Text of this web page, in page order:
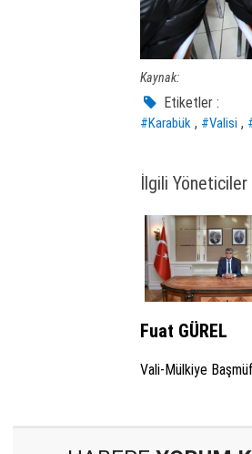
Kaynak:
Etiketler :
#Karabük, #Valisi ,
İlgili Yöneticiler
Fuat GÜREL
Vali-Mülkiye